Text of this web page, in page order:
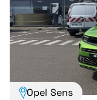
Opel Sens